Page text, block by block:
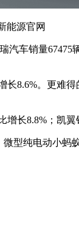
能源官网
车销量
8.6%。更
长8.8%；凯
型纯电动小